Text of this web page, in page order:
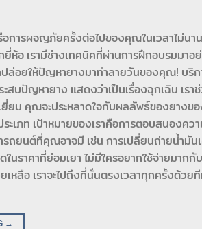
ารผจญภัยครั้งต่อไปของคุณในเวลาไม่นาน
ห้อ เรามีช่างเทคนิคที่ผ่านการฝึกอบรมมาอ
ล่อยให้ปัญหายางมาทำลายวันของคุณ! บริก
ปัญหายาง แสดงว่าเป็นเรื่องฉุกเฉิน เราช่
เยี่ยม คุณจะประหลาดใจกับผลลัพธ์ของยางข
เภท เป้าหมายของเราคือการตอบสนองคว
ถยนต์ที่คุณอาจมี เช่น การเปลี่ยนถ่ายน้ำมัน
ราคาที่ย่อมเยา ไม่มีใครอยากใช้จ่ายมากกั
เหลือ เราจะไปถึงที่นั่นตรงเวลาทุกครั้งด้ว
→